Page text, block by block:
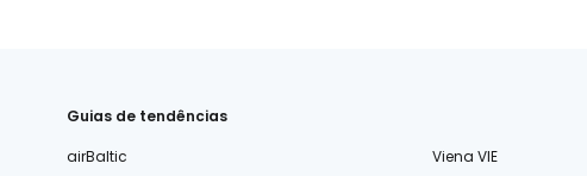
Guias de tendências
airBaltic
Viena VIE